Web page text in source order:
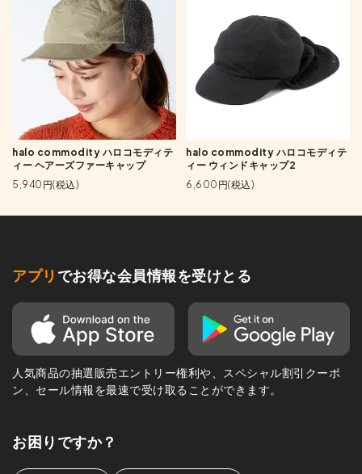
halo commodity ハロコモディテ
ィー ヘアーズファーキャップ
5,940円(税込)
halo commodity ハロコモディテ
ィー ウィンドキャップ2
6,600円(税込)
アプリ でお得な会員情報を受けとる
人気商品の抽選販売エントリー権利や、スペシャル割引クーポ
ン、セール情報を最速で受け取ることができます。
お困りですか？